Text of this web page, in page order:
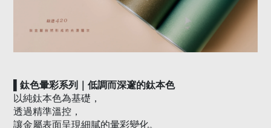
鈦色暈彩系列｜低調而深邃的鈦本色
以純鈦本色為基礎，
透過精準溫控，
讓金屬表面呈現細膩的暈彩變化。